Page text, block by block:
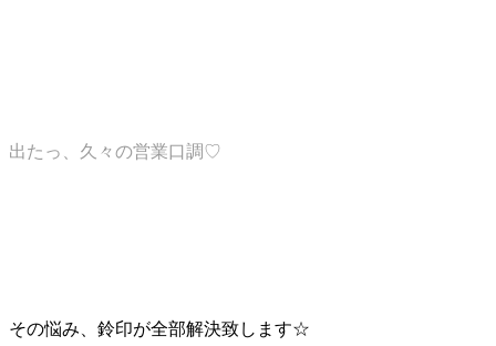
出たっ、久々の営業口調♡
その悩み、鈴印が全部解決致します☆